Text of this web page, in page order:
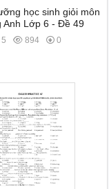
học sinh giỏi môn
Anh Lớp 6 - Đề 49
5 894 0